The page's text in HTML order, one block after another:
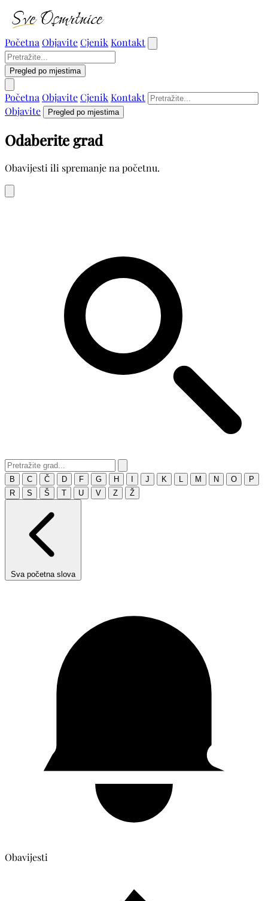
Početna ObjaviteCjenik Kontakt
Pregled po mjestima
Početna ObjaviteCjenik Kontakt
Objavite
Pregled po mjestima
Odaberite grad
Obavijesti ili spremanje na početnu.
B C Č D F G H J K M N O
P
R
S Š T U V Z Ž
Sva početna slova
Obavijesti